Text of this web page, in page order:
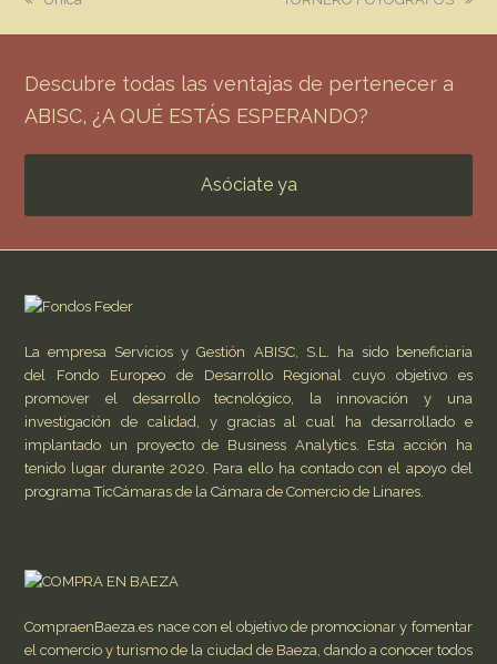
Descubre todas las ventajas de pertenecer a
ABISC, ¿A QUÉ ESTÁS ESPERANDO?
Asóciate ya
La empresa Servicios y Gestión ABISC, S.L. ha sido beneficiaria
del Fondo Europeo de Desarrollo Regional cuyo objetivo es
promover el desarrollo tecnológico, la innovación y una
investigación de calidad, y gracias al cual ha desarrollado e
implantado un proyecto de Business Analytics. Esta acción ha
tenido lugar durante 2020. Para ello ha contado con el apoyo del
programa TicCámaras de la Cámara de Comercio de Linares.
CompraenBaeza.es nace con el objetivo de promocionar y fomentar
el comercio y turismo de la ciudad de Baeza, dando a conocer todos